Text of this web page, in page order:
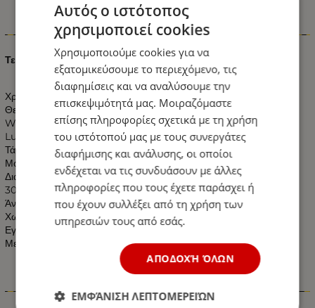
Πληροφορίες
Τετράγωνο Πάνελ Χωνευτό 24 Watt 230 Volt Ψυχρό Λευκό
Χρώμα: Ψυχρό Λευκό
Θερμοκρασία Χρώματος: 6000k Ψυχρό Λευκό
Watt: 24W
Lumen: 1680 LM
Τάση: 230V AC
Μοίρες: 120°
Διαστάσεις:
300mm X 300mm X 25mm
Άνοιγμα Κοπής: 28.2 X 28.2 Εκατοστά
Χωρίς UV και IR Ακτινοβολία
Εγγύηση 2 Χρόνια
Με Πιστοποιητικά CE & RoHS
Χαρακτηριστικά
Αυτός ο ιστότοπος
χρησιμοποιεί cookies
Χρησιμοποιούμε cookies για να
εξατομικεύσουμε το περιεχόμενο, τις
διαφημίσεις και να αναλύσουμε την
επισκεψιμότητά μας. Μοιραζόμαστε
επίσης πληροφορίες σχετικά με τη χρήση
του ιστότοπού μας με τους συνεργάτες
διαφήμισης και ανάλυσης, οι οποίοι
ενδέχεται να τις συνδυάσουν με άλλες
πληροφορίες που τους έχετε παράσχει ή
που έχουν συλλέξει από τη χρήση των
υπηρεσιών τους από εσάς.
ΑΠΟΔΟΧΉ ΌΛΩΝ
ΕΜΦΆΝΙΣΗ ΛΕΠΤΟΜΕΡΕΙΏΝ